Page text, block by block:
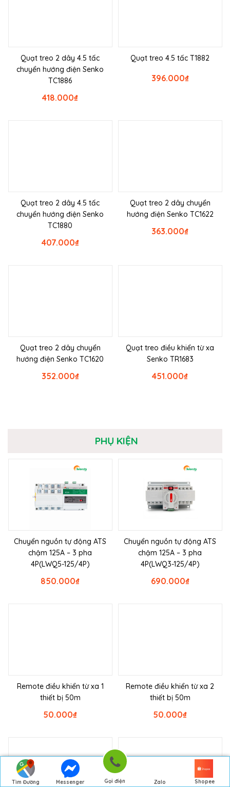
Tìm Đường
Messenger Gọi điện Zalo Shopee
Quạt treo 2 dây 4.5 tấc
chuyển hướng điện Senko
TC1886
₫
418.000
Quạt treo 4.5 tấc T1882
₫
396.000
Quạt treo 2 dây 4.5 tấc
chuyển hướng điện Senko
TC1880
₫
407.000
Quạt treo 2 dây chuyển
hướng điện Senko TC1622
₫
363.000
Quạt treo 2 dây chuyển
hướng điện Senko TC1620
₫
352.000
Quạt treo điều khiển từ xa
Senko TR1683
₫
451.000
PHỤ KIỆN
Chuyển nguồn tự động ATS
chậm 125A – 3 pha
4P(LWQ5-125/4P)
₫
850.000
Chuyển nguồn tự động ATS
chậm 125A – 3 pha
4P(LWQ3-125/4P)
₫
690.000
Remote điều khiển từ xa 1
thiết bị 50m
₫
50.000
Remote điều khiển từ xa 2
thiết bị 50m
₫
50.000